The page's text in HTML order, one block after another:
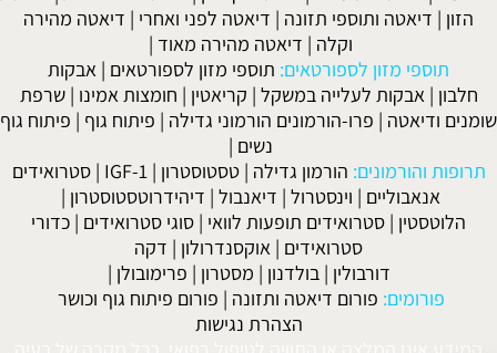
הזון | דיאטה ותוספי תזונה | דיאטה לפני ואחרי | דיאטה מהירה
וקלה | דיאטה מהירה מאוד |
תוספי מזון לספורטאים: תוספי מזון לספורטאים | אבקות
חלבון | אבקות לעלייה במשקל | קריאטין | חומצות אמינו |שרפת
שומנים ודיאטה | פרו-הורמונים הורמוני גדילה | פיתוח גוף | פיתוח גוף
נשים |
תרופות והורמונים: הורמון גדילה |טסטוסטרון |
IGF-1
|סטרואידים
אנאבוליים | וינסטרול | דיאנבול | דיהידרוטסטוסטרון |
הלוטסטין | סטרואידים תופעות לוואי | סוגי סטרואידים | כדורי
סטרואידים | אוקסנדרולון | דקה
דורבולין | בולדנון | מסטרון | פרימובולן |
פורומים: פורום דיאטה ותזונה | פורום פיתוח גוף וכושר
הצהרת נגישות